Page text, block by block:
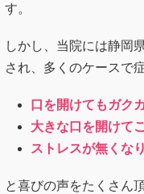
す。
しかし、当院には静岡
され、多くのケースで
口を開けてもガク
大きな口を開けて
ストレスが無くな
と喜びの声をたくさん